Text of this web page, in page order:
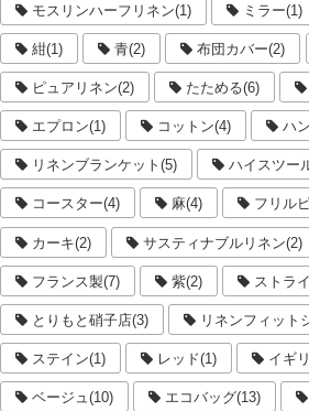
モスリンハーフリネン(1) ミラー(1)
紺(1) 青(2) 布団カバー(2)
ピュアリネン(2) たためる(6)
エプロン(1) コットン(4) ハ
リネンブランケット(5) ハイスツー
コースター(4) 麻(4) フリル
カーキ(2) サスティナブルリネン(2)
フランス製(7) 紫(2) ストラ
とりもと硝子店(3) リネンフィット
ステイン(1) レッド(1) イギ
ベージュ(10) エコバッグ(13)